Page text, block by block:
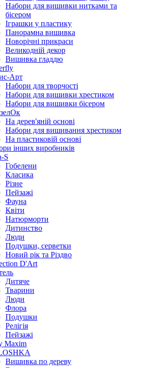
Набори для вишивки нитками та
бісером
Іграшки у пластику
Панорамна вишивка
Новорічні прикраси
Великодній декор
Вишивка гладдю
Арт
Набори для творчості
Набори для вишивки хрестиком
Набори для вишивки бісером
На дерев'яній основі
Набори для вишивання хрестиком
На пластиковій основі
інших виробників
S
Гобелени
Класика
Різне
Пейзажі
Фауна
Квіти
Натюрморти
Дитинство
Люди
Подушки, серветки
Новий рік та Різдво
D'Art
Дитяче
Тварини
Люди
Флора
Подушки
Релігія
Пейзажі
Maxim
Вишивка по дереву